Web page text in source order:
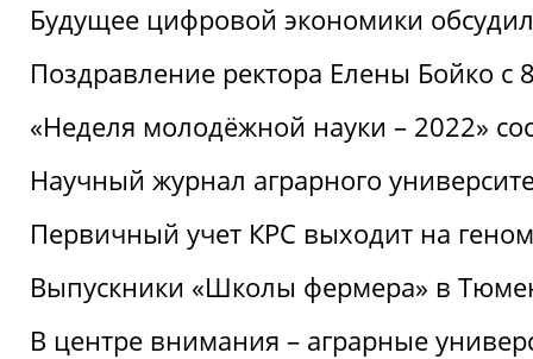
Будущее цифровой экономики
Поздравление ректора Елены Бойко с
«Неделя молодёжной науки – 2022»
Научный журнал аграрного
Первичный учет КРС выходит на
Выпускники «Школы фермера» в
В центре внимания – аграрные